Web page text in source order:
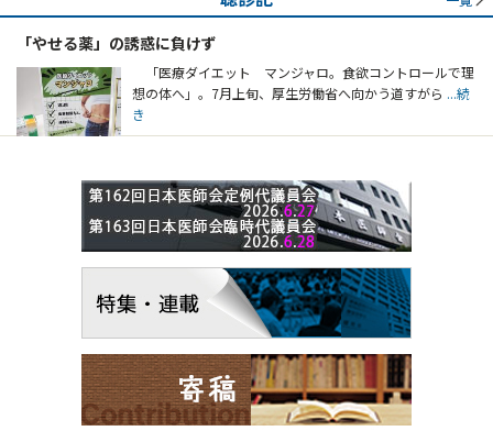
「やせる薬」の誘惑に負けず
「医療ダイエット マンジャロ。食欲コントロールで理
想の体へ」。7月上旬、厚生労働省へ向かう道すがら ...続
き